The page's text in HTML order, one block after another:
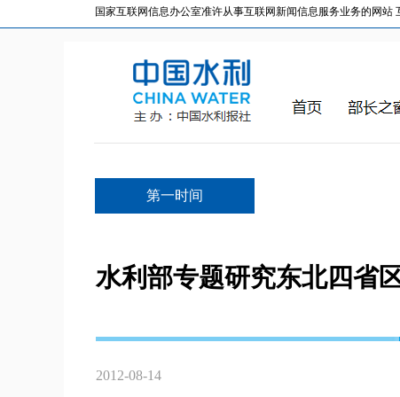
国家互联网信息办公室准许从事互联网新闻信息服务业务的网站
第一时间
水利部专题研究东北四省
2012-08-14